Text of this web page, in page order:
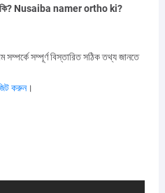
Nusaiba namer ortho ki?
সম্পর্কে সম্পূর্ণ বিস্তারিত সঠিক তথ্য জানতে
করুন।